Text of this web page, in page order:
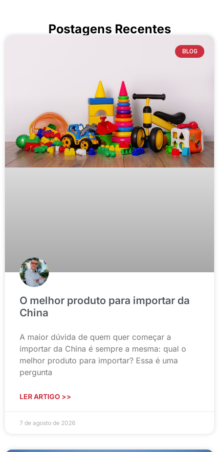
Postagens Recentes
BLOG
O melhor produto para importar da
China
A maior dúvida de quem quer começar a
importar da China é sempre a mesma: qual o
melhor produto para importar? Essa é uma
pergunta
LER ARTIGO >>
7 de agosto de 2026